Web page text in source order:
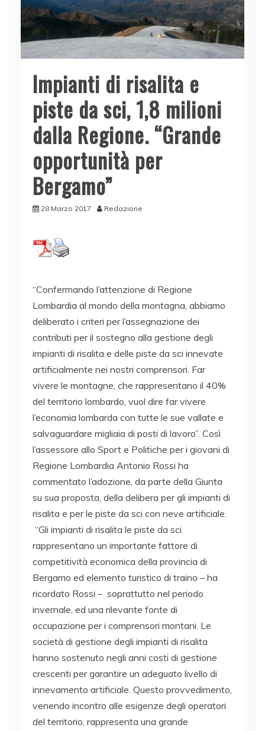
Impianti di risalita e
piste da sci, 1,8 milioni
dalla Regione. “Grande
opportunità per
Bergamo”
28 Marzo 2017 Redazione
“Confermando l’attenzione di Regione
Lombardia al mondo della montagna, abbiamo
deliberato i criteri per l’assegnazione dei
contributi per il sostegno alla gestione degli
impianti di risalita e delle piste da sci innevate
artificialmente nei nostri comprensori. Far
vivere le montagne, che rappresentano il 40%
del territorio lombardo, vuol dire far vivere
l’economia lombarda con tutte le sue vallate e
salvaguardare migliaia di posti di lavoro”. Così
l’assessore allo Sport e Politiche per i giovani di
Regione Lombardia Antonio Rossi ha
commentato l’adozione, da parte della Giunta
su sua proposta, della delibera per gli impianti di
risalita e per le piste da sci con neve artificiale.
“Gli impianti di risalita le piste da sci
rappresentano un importante fattore di
competitività economica della provincia di
Bergamo ed elemento turistico di traino – ha
ricordato Rossi – soprattutto nel periodo
invernale, ed una rilevante fonte di
occupazione per i comprensori montani. Le
società di gestione degli impianti di risalita
hanno sostenuto negli anni costi di gestione
crescenti per garantire un adeguato livello di
innevamento artificiale. Questo provvedimento,
venendo incontro alle esigenze degli operatori
del territorio, rappresenta una grande